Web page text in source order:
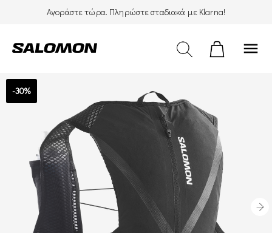
Αγοράστε τώρα. Πληρώστε σταδιακά με Klarna!
menu
-30%